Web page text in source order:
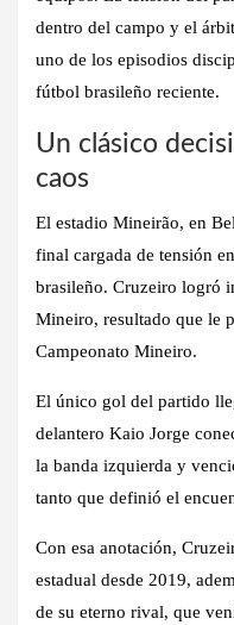
dentro del campo y el
uno de los episodios
fútbol brasileño reciente.
Un clásico
caos
El estadio Mineirão, en
final cargada de tensión
brasileño. Cruzeiro logró
Mineiro, resultado que le
Campeonato Mineiro.
El único gol del partido
delantero Kaio Jorge
la banda izquierda y
tanto que definió el
Con esa anotación,
estadual desde 2019,
de su eterno rival, que